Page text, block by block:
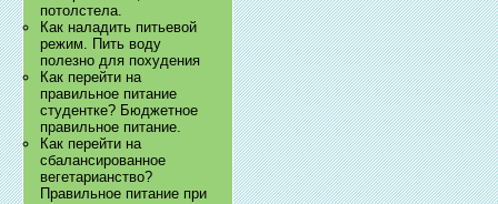
потолстела.
Как наладить питьевой
режим. Пить воду
полезно для похудения
Как перейти на
правильное питание
студентке? Бюджетное
правильное питание.
Как перейти на
сбалансированное
вегетарианство?
Правильное питание при